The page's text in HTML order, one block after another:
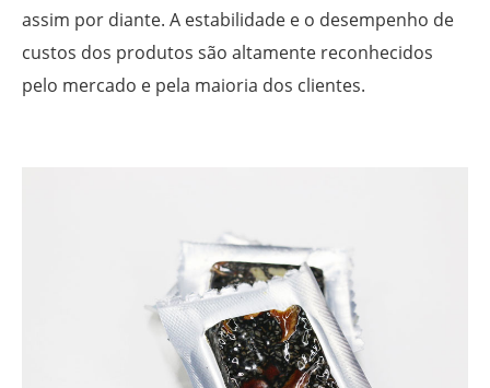
assim por diante. A estabilidade e o desempenho de
custos dos produtos são altamente reconhecidos
pelo mercado e pela maioria dos clientes.